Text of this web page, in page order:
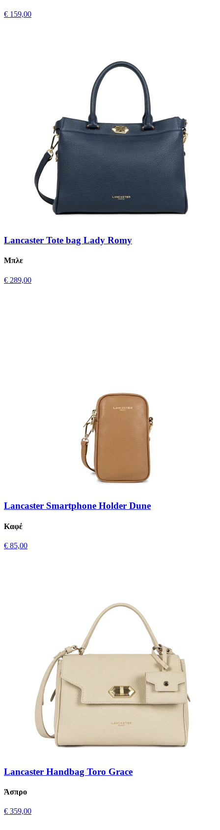
€ 159,00
Lancaster Tote bag Lady Romy
Μπλε
€ 289,00
Lancaster Smartphone Holder Dune
Καφέ
€ 85,00
Lancaster Handbag Toro Grace
Άσπρο
€ 359,00